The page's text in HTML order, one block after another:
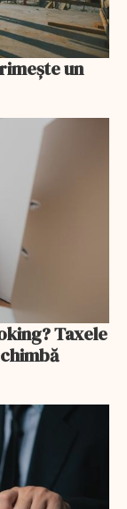
un
Taxele